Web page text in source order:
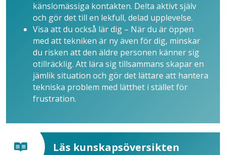
känslomässiga kontakten. Delta aktivt själv
och gör det till en lekfull, delad upplevelse.
Visa att du också lär dig – När du är öppen
med att tekniken är ny även för dig, minskar
du risken att den äldre personen känner sig
otillräcklig. Att lära sig tillsammans skapar en
jämlik situation och gör det lättare att hantera
tekniska problem med lätthet i stället för
frustration.
Läs kunskapsöversikten